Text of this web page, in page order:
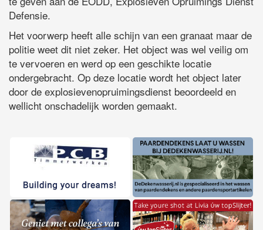
Defensie.
Het voorwerp heeft alle schijn van een granaat maar de
politie weet dit niet zeker. Het object was wel veilig om
te vervoeren en werd op een geschikte locatie
ondergebracht. Op deze locatie wordt het object later
door de explosievenopruimingsdienst beoordeeld en
wellicht onschadelijk worden gemaakt.